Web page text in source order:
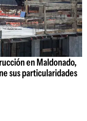
en Maldonado,
sus particularidades